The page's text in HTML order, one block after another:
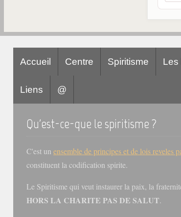
Accueil Centre Spiritisme Les
Liens @
Qu'est-ce-que le spiritisme ?
C'est un ensemble de principes et de lois reveles
constituent la codification spirite.
Le Spiritisme qui veut instaurer la paix, la
HORS LA CHARITE PAS DE SALUT.